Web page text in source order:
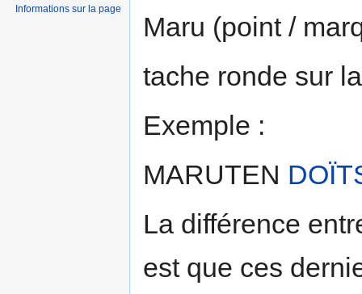
Maru (point /
tache ronde sur
Exemple :
MARUTEN
La différence
est que ces
Informations sur la page